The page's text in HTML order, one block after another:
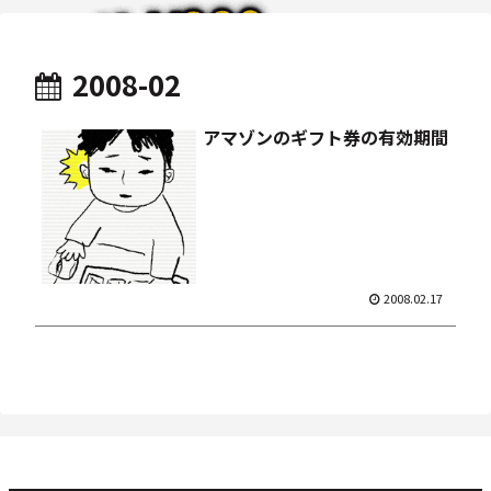
2008-02
アマゾンのギフト券の有効期間
2008.02.17